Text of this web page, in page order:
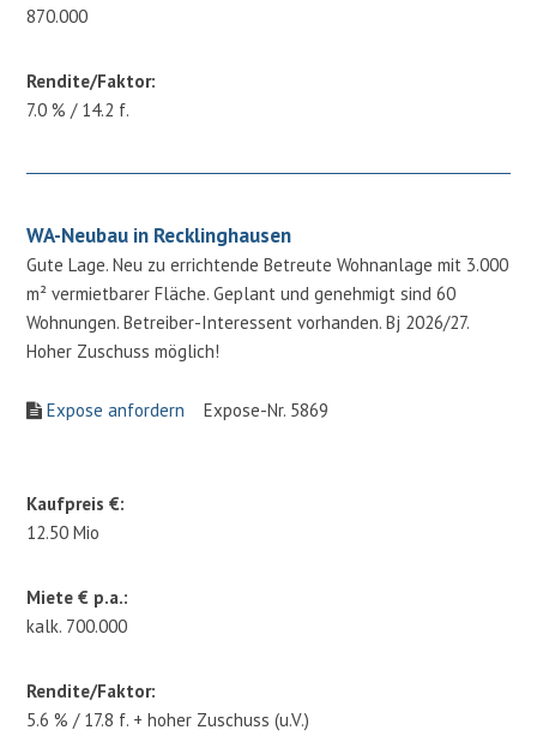
870.000
Rendite/Faktor:
7.0 % / 14.2 f.
WA-Neubau in Recklinghausen
Gute Lage. Neu zu errichtende Betreute Wohnanlage mit 3.000
m² vermietbarer Fläche. Geplant und genehmigt sind 60
Wohnungen. Betreiber-Interessent vorhanden. Bj 2026/27.
Hoher Zuschuss möglich!
Expose anfordern Expose-Nr. 5869
Kaufpreis €:
12.50 Mio
Miete € p.a.:
kalk. 700.000
Rendite/Faktor:
5.6 % / 17.8 f. + hoher Zuschuss (u.V.)